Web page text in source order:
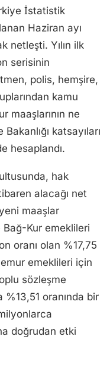
İstatistik
Haziran ayı
netleşti. Yılın ilk
serisinin
polis, hemşire,
kamu
maaşlarının ne
katsayıları
hesaplandı.
hak
alacağı net
maaşlar
Kur emeklileri
oranı olan %17,75
emeklileri için
sözleşme
%13,51 oranında bir
doğrudan etki